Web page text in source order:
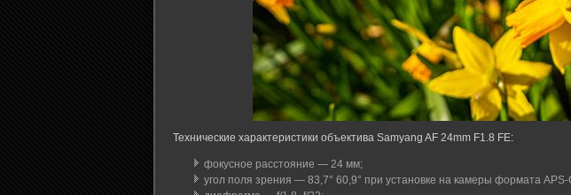
Технические характеристики объектива Samyang AF 24mm F1.8 FE:
фокусное расстояние — 24 мм;
угол поля зрения — 83,7° 60,9° при установке на камеры формата APS-